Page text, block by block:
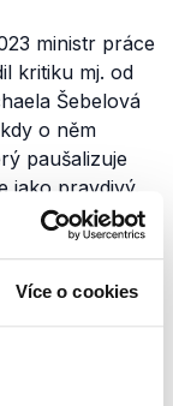
Více o cookies
ministr práce
kritiku mj. od
Šebelová
o něm
paušalizuje
jako pravdivý.